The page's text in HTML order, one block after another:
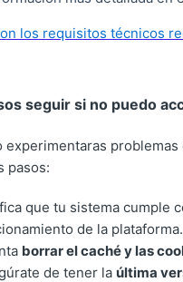
los requisitos técnicos
seguir si no puedo
experimentaras
pasos:
que tu sistema cumple
de la plataforma.
borrar el caché y las
de tener la última